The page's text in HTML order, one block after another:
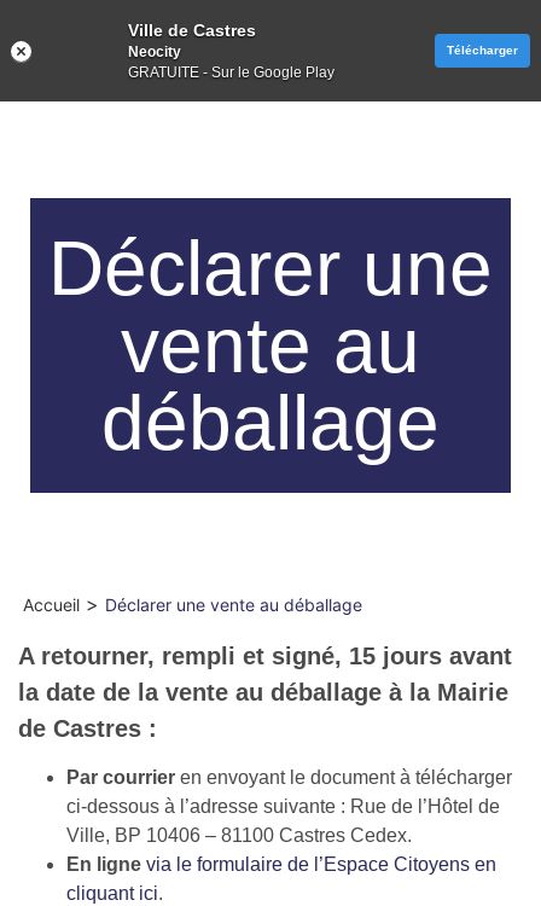
Déclarer une
vente au
déballage
Accueil > Déclarer une vente au déballage
A retourner, rempli et signé, 15 jours avant
la date de la vente au déballage à la Mairie
de Castres :
Par courrier en envoyant le document à télécharger
ci-dessous à l’adresse suivante : Rue de l’Hôtel de
Ville, BP 10406 – 81100 Castres Cedex.
En ligne via le formulaire de l’Espace Citoyens en
cliquant ici.
Ville de Castres
Neocity
GRATUITE - Sur le Google Play
Télécharger